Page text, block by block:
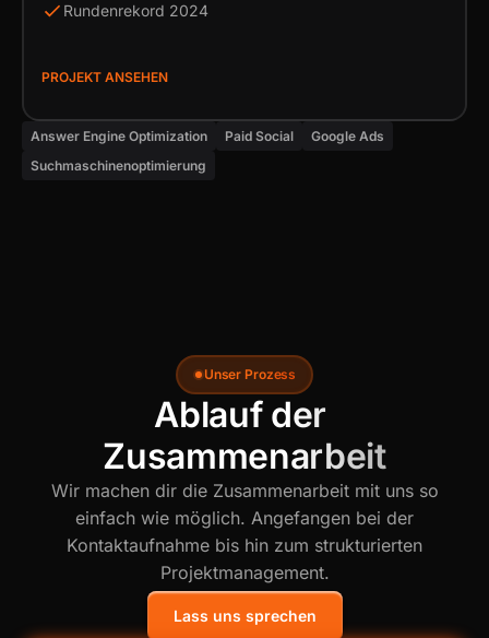
Rundenrekord 2024
PROJEKT ANSEHEN
Answer Engine Optimization Paid Social
Google Ads
Suchmaschinenoptimierung
Unser Prozess
Ablauf der
Zusammenarbeit
Wir machen dir die Zusammenarbeit mit uns so
einfach wie möglich. Angefangen bei der
Kontaktaufnahme bis hin zum strukturierten
Projektmanagement.
Lass uns sprechen